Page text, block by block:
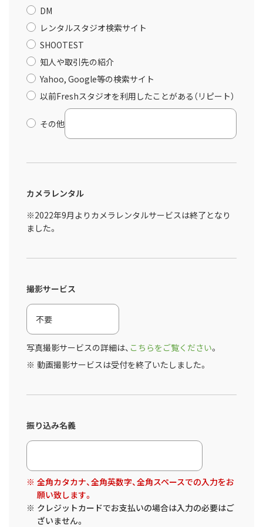
DM
レンタルスタジオ検索サイト
SHOOTEST
知人や取引先の紹介
Yahoo, Google等の検索サイト
以前Freshスタジオを利用したことがある（リピート）
その他
カメラレンタル
※2022年9月よりカメラレンタルサービスは終了となり
ました。
撮影サービス
写真撮影サービスの詳細は、 こちらをご覧ください。
動画撮影サービスは受付を終了いたしました。
振り込み名義
全角カタカナ、全角英数字、全角スペースでの入力をお
願い致します。
クレジットカードでお支払いの場合は入力の必要はご
ざいません。